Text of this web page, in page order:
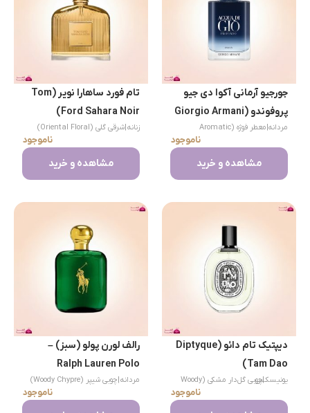
جورجیو آرمانی آکوا دی جیو
پروفوندو (Giorgio Armani
Acqua di Gio Profondo)
مردانه
معطر فوژه (Aromatic
ناموجود
مشاهده و خرید
تام فورد ساهارا نویر (Tom
Ford Sahara Noir)
زنانه شرقی گلی (Oriental Floral)
ناموجود
مشاهده و خرید
دیپتیک تام دائو (Diptyque
Tam Dao)
یونیسکس
|
چوبی گل‌دار مشکی (Woody
ناموجود
رالف لورن پولو (سبز) –
Ralph Lauren Polo
(Green)
مردانه چوبی شیپر (Woody Chypre)
ناموجود